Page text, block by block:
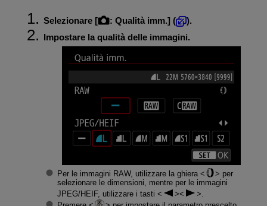
Selezionare [ : Qualità imm.] (
).
Impostare la qualità delle immagini.
Per le immagini RAW, utilizzare la ghiera
per
selezionare le dimensioni, mentre per le immagini
JPEG/HEIF, utilizzare i tasti
.